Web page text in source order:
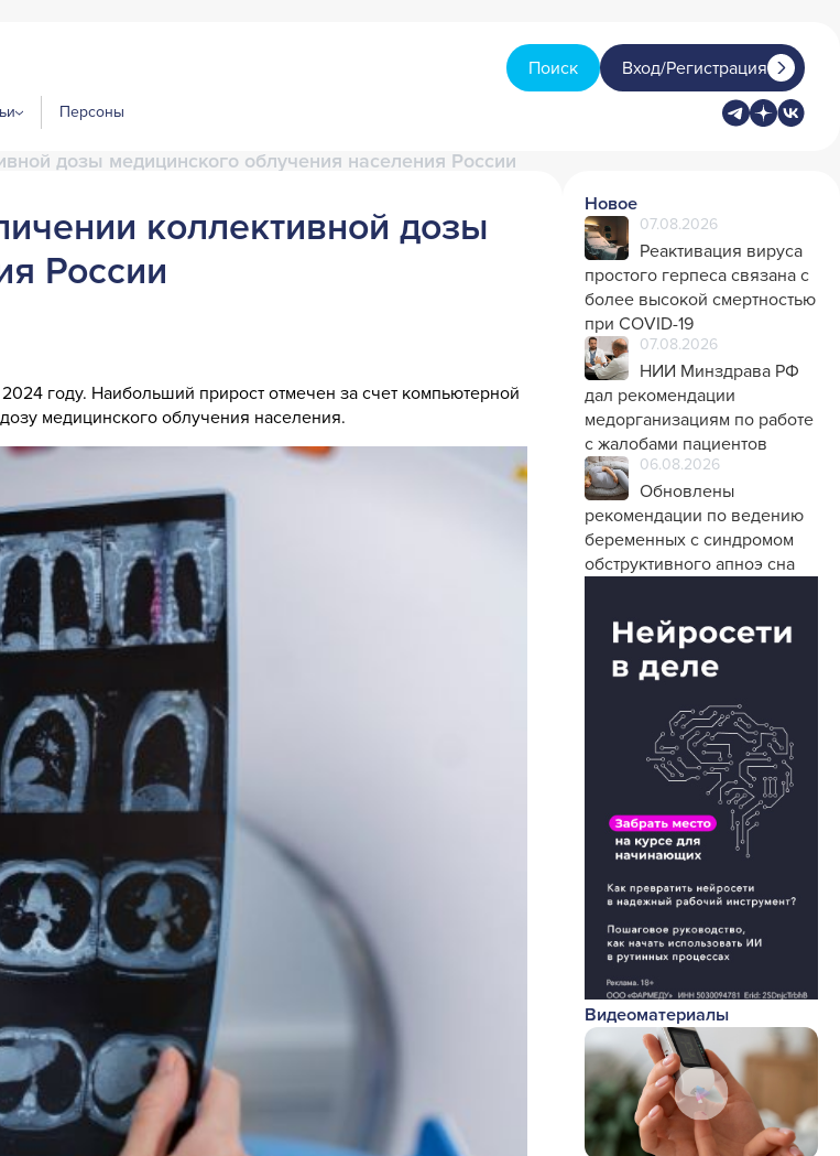
Поиск Вход/Регистрация
Персоны
дозы медицинского облучения населения России
коллективной дозы
России
году. Наибольший прирост отмечен за счет компьютерной
медицинского облучения населения.
Новое
07.08.2026
Реактивация вируса
простого герпеса связана с
более высокой смертностью
при COVID-19
07.08.2026
НИИ Минздрава РФ
дал рекомендации
медорганизациям по работе
с жалобами пациентов
06.08.2026
Обновлены
рекомендации по ведению
беременных с синдромом
обструктивного апноэ сна
Видеоматериалы